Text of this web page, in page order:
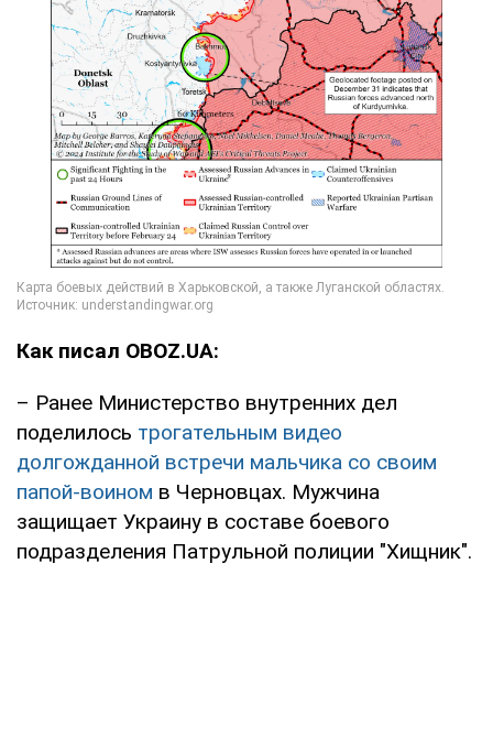
Как писал OBOZ.UA:
– Ранее Министерство внутренних дел
поделилось трогательным видео
долгожданной встречи мальчика со своим
папой-воином в Черновцах. Мужчина
защищает Украину в составе боевого
подразделения Патрульной полиции "Хищник".